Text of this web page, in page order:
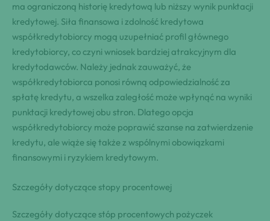
ma ograniczoną historię kredytową lub niższy wynik punktacji
kredytowej. Siła finansowa i zdolność kredytowa
współkredytobiorcy mogą uzupełniać profil głównego
kredytobiorcy, co czyni wniosek bardziej atrakcyjnym dla
kredytodawców. Należy jednak zauważyć, że
współkredytobiorca ponosi równą odpowiedzialność za
spłatę kredytu, a wszelka zaległość może wpłynąć na wyniki
punktacji kredytowej obu stron. Dlatego opcja
współkredytobiorcy może poprawić szanse na zatwierdzenie
kredytu, ale wiąże się także z wspólnymi obowiązkami
finansowymi i ryzykiem kredytowym.
Szczegóły dotyczące stopy procentowej
Szczegóły dotyczące stóp procentowych pożyczek